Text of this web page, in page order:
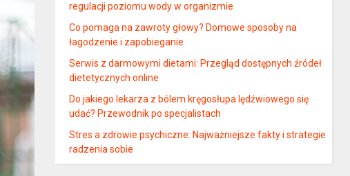
regulacji poziomu wody w organizmie
Co pomaga na zawroty głowy? Domowe sposoby na
łagodzenie i zapobieganie
Serwis z darmowymi dietami: Przegląd dostępnych źródeł
dietetycznych online
Do jakiego lekarza z bólem kręgosłupa lędźwiowego się
udać? Przewodnik po specjalistach
Stres a zdrowie psychiczne: Najważniejsze fakty i strategie
radzenia sobie